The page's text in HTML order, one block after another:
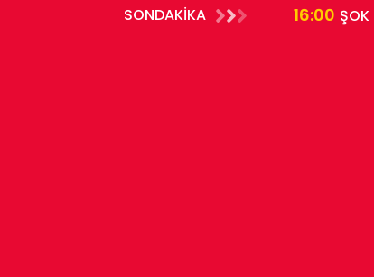
SONDAKİKA
Tutuklandı 16:00